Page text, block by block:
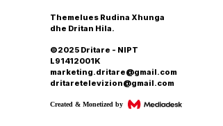
Themelues Rudina Xhunga
dhe Dritan Hila.
©2025 Dritare - NIPT
L91412001K
marketing.dritare@gmail.com
dritaretelevizion@gmail.com
Created & Monetized by